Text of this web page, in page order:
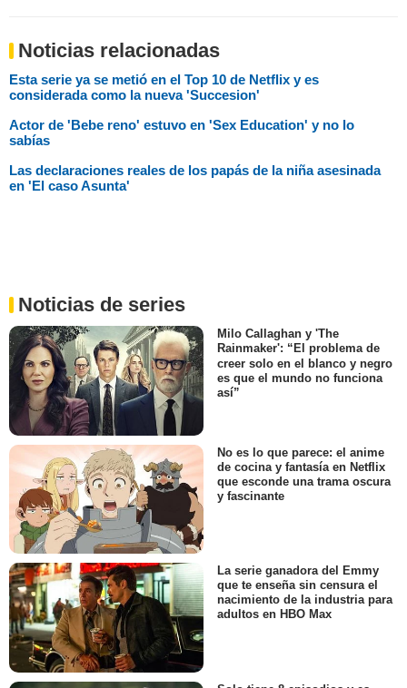
Noticias relacionadas
Esta serie ya se metió en el Top 10 de Netflix y es
considerada como la nueva 'Succesion'
Actor de 'Bebe reno' estuvo en 'Sex Education' y no lo
sabías
Las declaraciones reales de los papás de la niña asesinada
en 'El caso Asunta'
Noticias de series
Milo Callaghan y 'The
Rainmaker': “El problema de
creer solo en el blanco y negro
es que el mundo no funciona
así”
No es lo que parece: el anime
de cocina y fantasía en Netflix
que esconde una trama oscura
y fascinante
La serie ganadora del Emmy
que te enseña sin censura el
nacimiento de la industria para
adultos en HBO Max